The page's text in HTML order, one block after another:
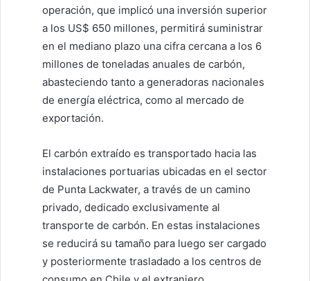
operación, que implicó una inversión superior
a los US$ 650 millones, permitirá suministrar
en el mediano plazo una cifra cercana a los 6
millones de toneladas anuales de carbón,
abasteciendo tanto a generadoras nacionales
de energía eléctrica, como al mercado de
exportación.
El carbón extraído es transportado hacia las
instalaciones portuarias ubicadas en el sector
de Punta Lackwater, a través de un camino
privado, dedicado exclusivamente al
transporte de carbón. En estas instalaciones
se reducirá su tamaño para luego ser cargado
y posteriormente trasladado a los centros de